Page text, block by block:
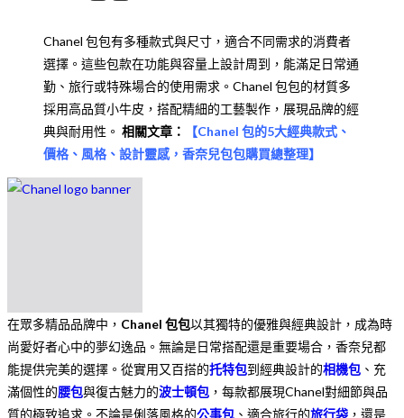
Chanel 包包有多種款式與尺寸，適合不同需求的消費者
選擇。這些包款在功能與容量上設計周到，能滿足日常通
勤、旅行或特殊場合的使用需求。Chanel 包包的材質多
採用高品質小牛皮，搭配精細的工藝製作，展現品牌的經
典與耐用性。 相關文章： 【Chanel 包的5大經典款式、
價格、風格、設計靈感，香奈兒包包購買總整理】
在眾多精品品牌中， Chanel 包包以其獨特的優雅與經典設計，成為時
尚愛好者心中的夢幻逸品。無論是日常搭配還是重要場合，香奈兒都
能提供完美的選擇。從實用又百搭的托特包到經典設計的相機包 、充
滿個性的腰包與復古魅力的波士頓包 ，每款都展現Chanel對細節與品
質的極致追求。不論是俐落風格的公事包 、適合旅行的旅行袋 ，還是